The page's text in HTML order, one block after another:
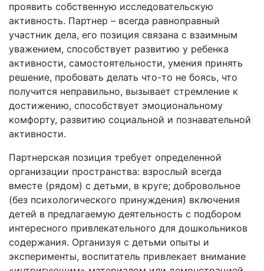
проявить собственную исследовательскую
активность. Партнер – всегда равноправный
участник дела, его позиция связана с взаимным
уважением, способствует развитию у ребенка
активности, самостоятельности, умения принять
решение, пробовать делать что-то не боясь, что
получится неправильно, вызывает стремление к
достижению, способствует эмоциональному
комфорту, развитию социальной и познавательной
активности.
Партнерская позиция требует определенной
организации пространства: взрослый всегда
вместе (рядом) с детьми, в круге; добровольное
(без психологического принуждения) включения
детей в предлагаемую деятельность с подбором
интересного привлекательного для дошкольников
содержания. Организуя с детьми опыты и
эксперименты, воспитатель привлекает внимание